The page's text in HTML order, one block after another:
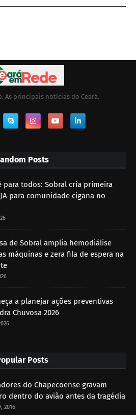
As principais notícias do Ceará.
Posts
para todos: Sobral cria primeira
para comunidade cigana no
de Sobral amplia hemodiálise
máquinas e zera fila de espera na
a planejar ações preventivas
Chuvosa 2026
Posts
do Chapecoense gravam
dentro do avião antes da tragédia
2016